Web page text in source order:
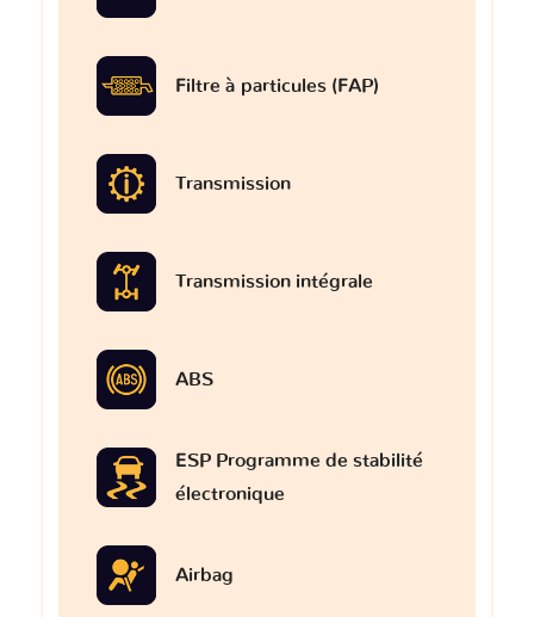
Filtre à particules (FAP)
Transmission
Transmission intégrale
ABS
ESP Programme de stabilité
électronique
Airbag